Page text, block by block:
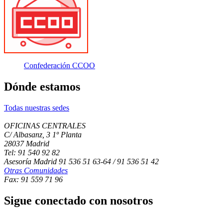
Confederación CCOO
Dónde estamos
Todas nuestras sedes
OFICINAS CENTRALES
C/ Albasanz, 3 1º Planta
28037 Madrid
Tel: 91 540 92 82
Asesoría Madrid 91 536 51 63-64 / 91 536 51 42
Otras Comunidades
Fax: 91 559 71 96
Sigue conectado con nosotros